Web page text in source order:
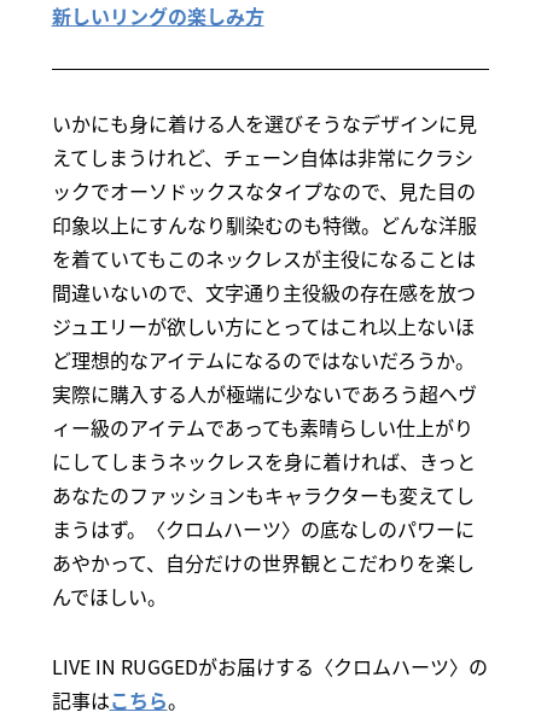
新しいリングの楽しみ方
いかにも身に着ける人を選びそうなデザインに見
えてしまうけれど、チェーン自体は非常にクラシ
ックでオーソドックスなタイプなので、見た目の
印象以上にすんなり馴染むのも特徴。どんな洋服
を着ていてもこのネックレスが主役になることは
間違いないので、文字通り主役級の存在感を放つ
ジュエリーが欲しい方にとってはこれ以上ないほ
ど理想的なアイテムになるのではないだろうか。
実際に購入する人が極端に少ないであろう超ヘヴ
ィー級のアイテムであっても素晴らしい仕上がり
にしてしまうネックレスを身に着ければ、きっと
あなたのファッションもキャラクターも変えてし
まうはず。〈クロムハーツ〉の底なしのパワーに
あやかって、自分だけの世界観とこだわりを楽し
んでほしい。
LIVE IN RUGGEDがお届けする〈クロムハーツ〉の
記事はこちら。